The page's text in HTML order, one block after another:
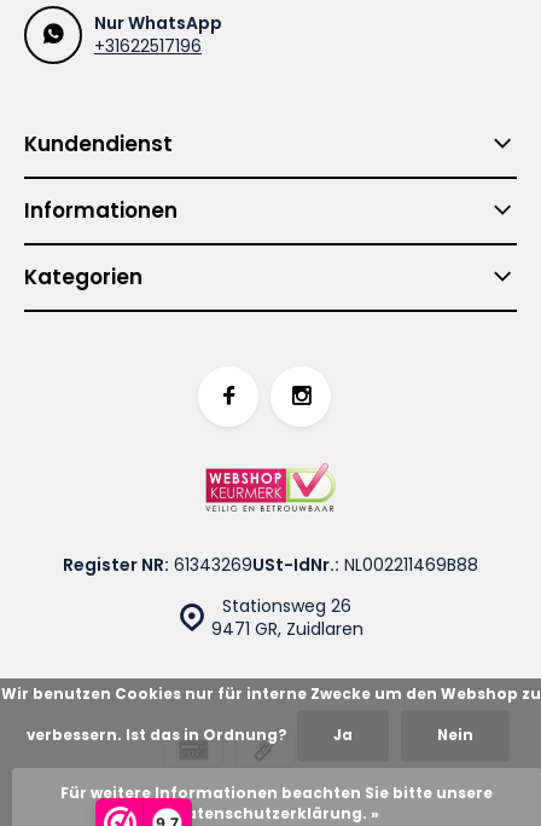
9,7
Nur WhatsApp
+31622517196
Kundendienst
Informationen
Kategorien
Stationsweg 26
9471 GR, Zuidlaren
Register NR: 61343269USt-IdNr.: NL002211469B88
© Cotton Blues
Wir benutzen Cookies nur für interne Zwecke um den Webshop zu
verbessern. Ist das in Ordnung? Ja Nein
Für weitere Informationen beachten Sie bitte unsere
Datenschutzerklärung. »